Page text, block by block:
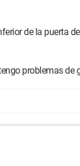
de la puerta
problemas de